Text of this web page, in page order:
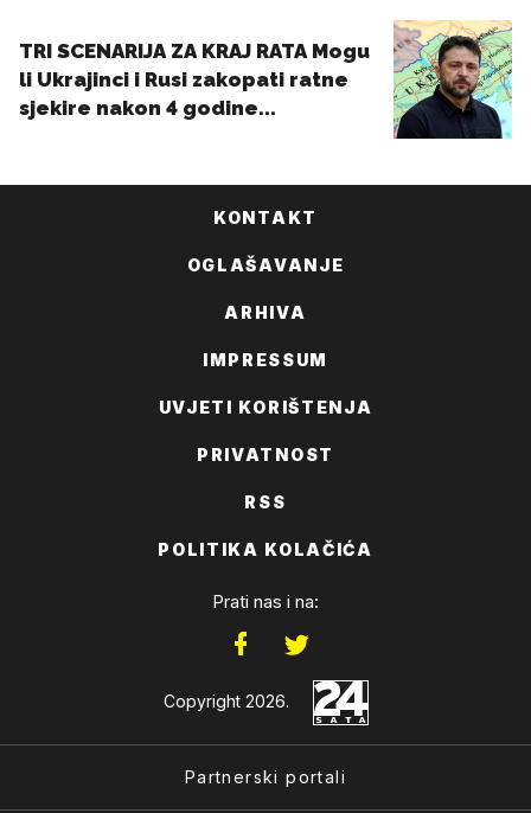
KONTAKT
OGLAŠAVANJE
ARHIVA
IMPRESSUM
UVJETI KORIŠTENJA
PRIVATNOST
RSS
POLITIKA KOLAČIĆA
Prati nas i na:
Copyright 2026.
Partnerski portali